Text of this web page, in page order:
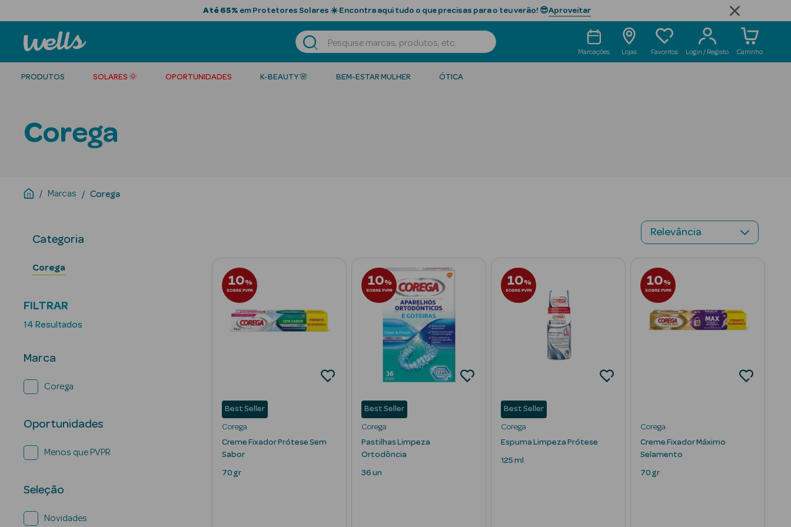
Até 65% em Protetores Solares ☀️ Encontra aqui tudo o que precisas para o teu verão! 😎Aproveitar
Marcações Lojas Favoritos Login / Registo Carrinho
PRODUTOS SOLARES 🌞 OPORTUNIDADES K-BEAUTY 🌸 BEM-ESTAR MULHER ÓTICA
Corega
Marcas Corega
Categoria
Corega
FILTRAR
14 Resultados
Marca
Corega
Oportunidades
Menos que PVPR
Seleção
Novidades
10%
SOBRE PVPR
Best Seller
Corega
Creme Fixador Prótese Sem
Sabor
70 gr
10%
SOBRE PVPR
Best Seller
Corega
Pastilhas Limpeza
Ortodôncia
36 un
10%
SOBRE PVPR
Best Seller
Corega
Espuma Limpeza Prótese
125 ml
10%
SOBRE PVPR
Corega
Creme Fixador Máximo
Selamento
70 gr